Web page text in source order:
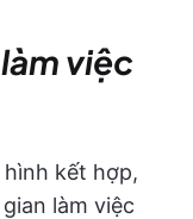
việc
kết hợp,
làm việc